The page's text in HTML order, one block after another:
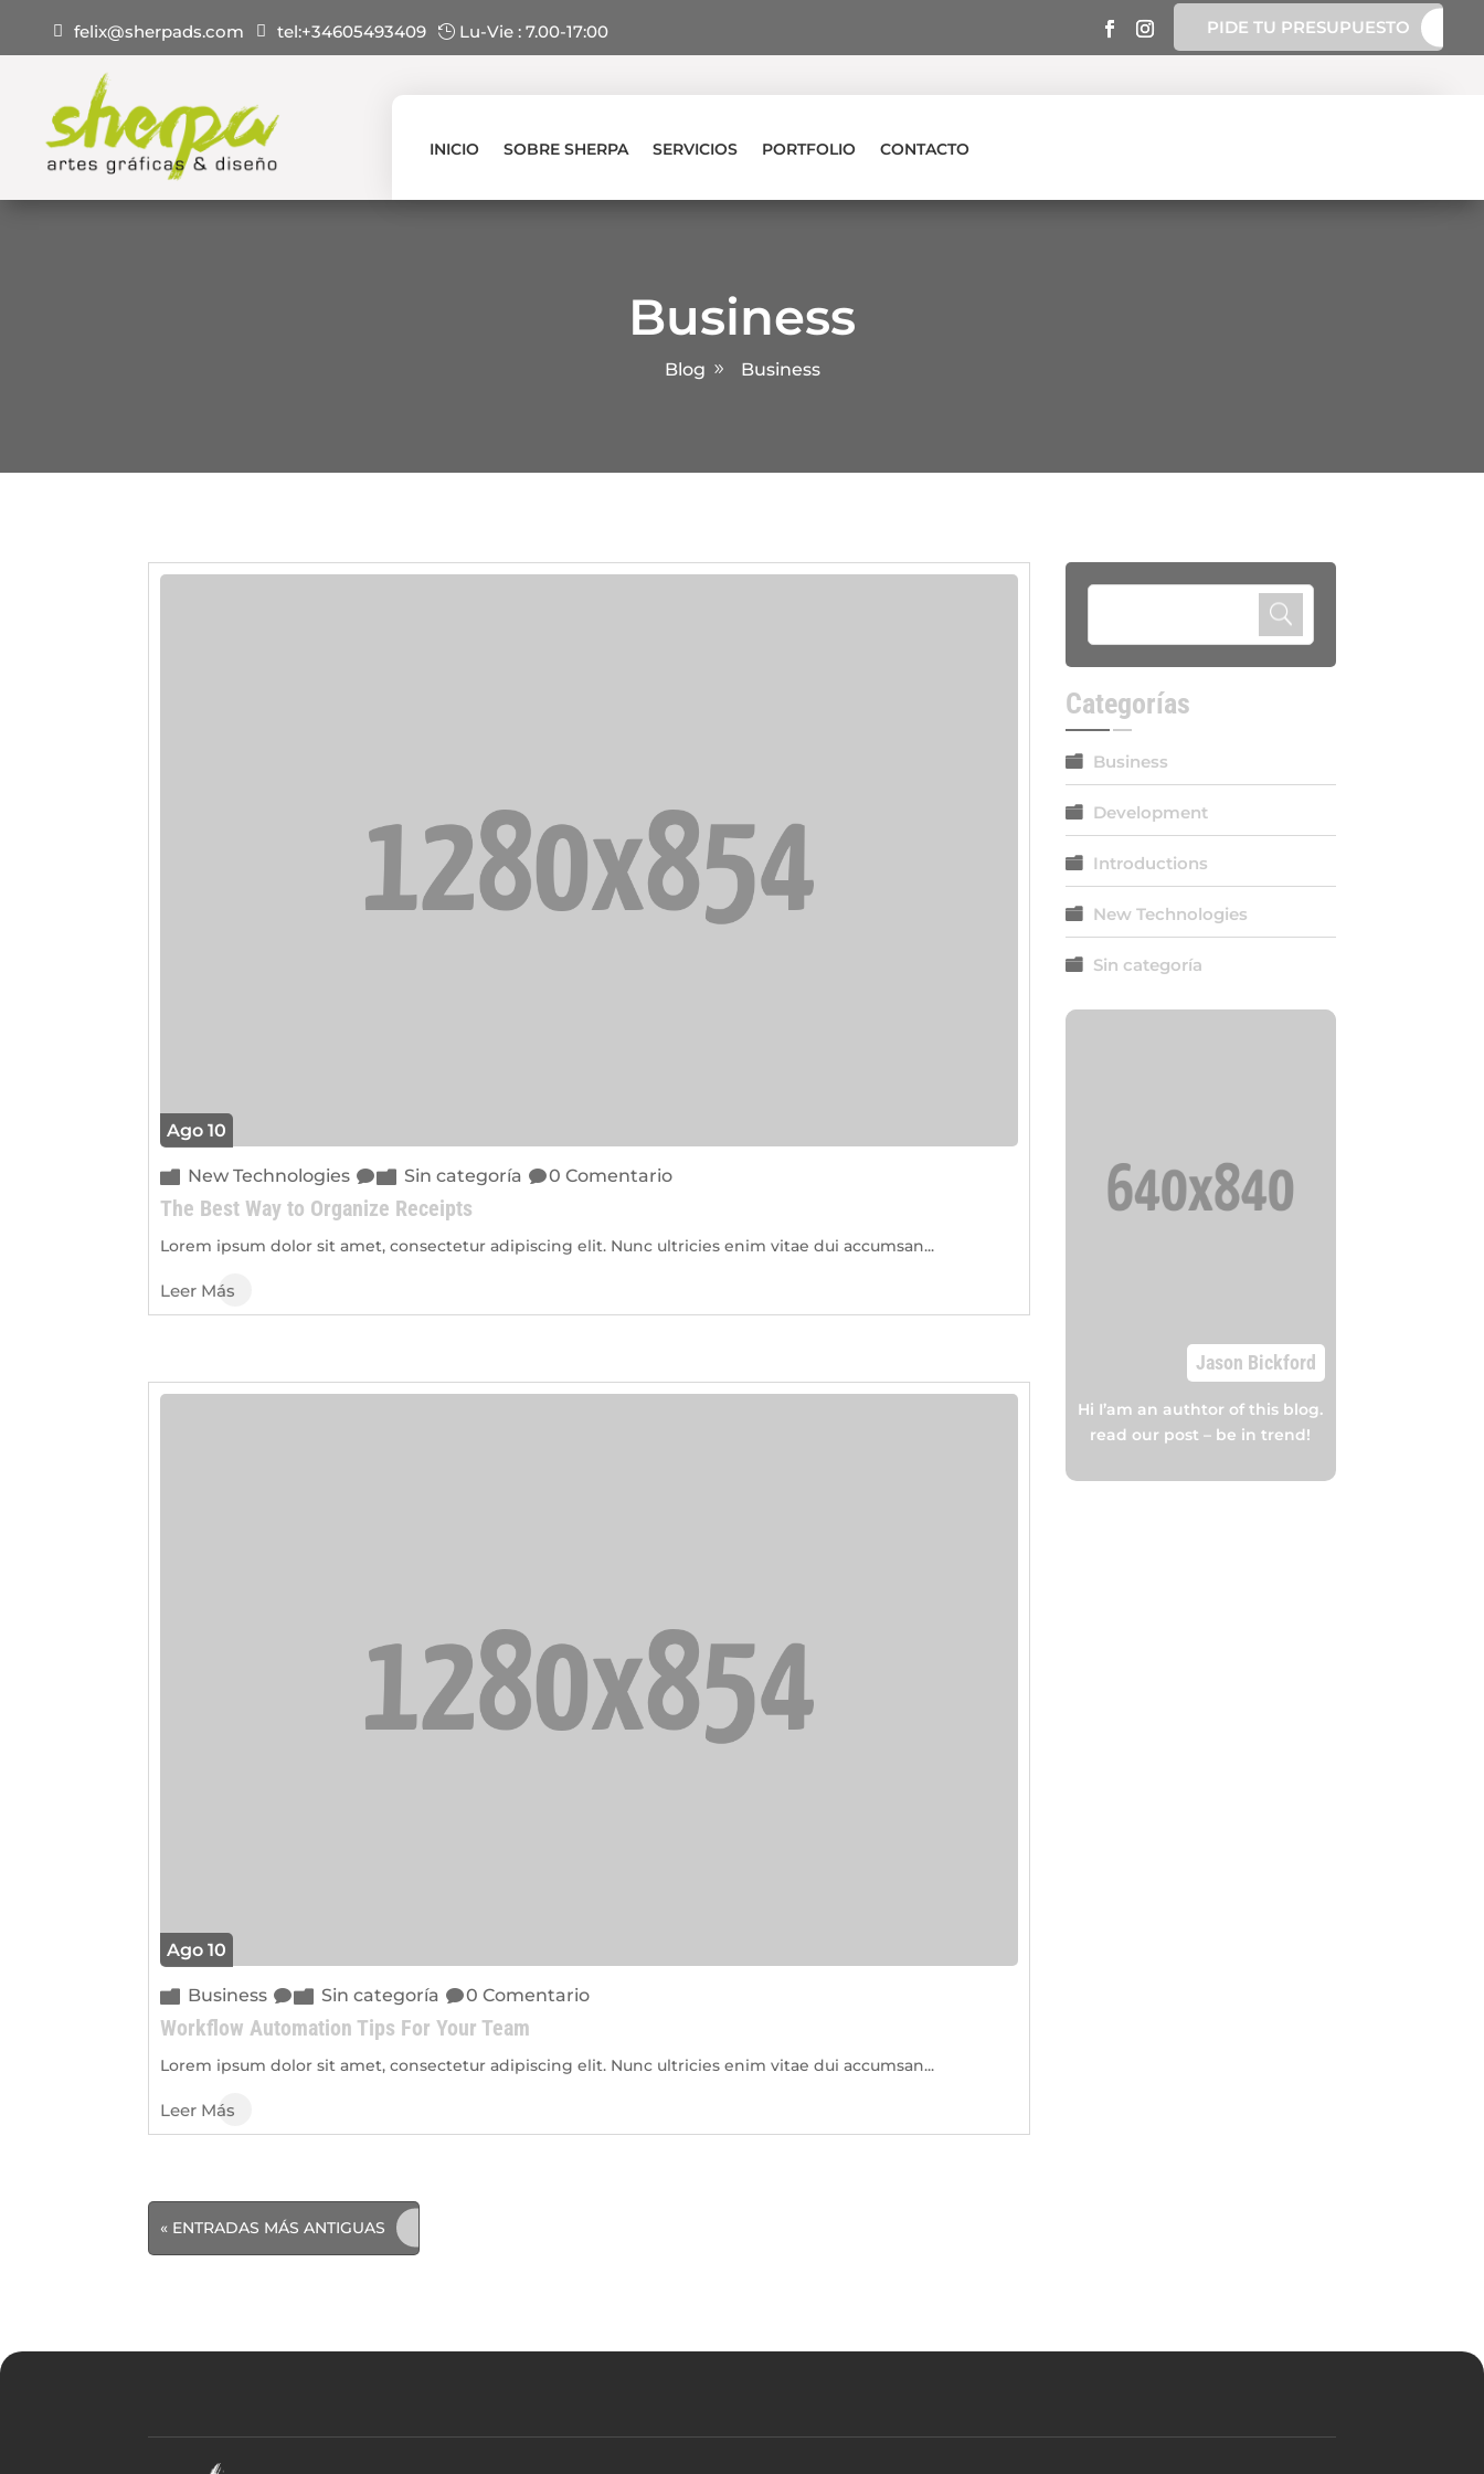
felix@sherpads.com tel:+34605493409 Lu-Vie : 7.00-17:00 PIDE TU PRESUPUESTO
INICIO SOBRE SHERPA SERVICIOS PORTFOLIO CONTACTO
Business
Blog Business
The Best Way to Organize Receipts
Ago 10
New Technologies Sin categoría 0 Comentario
Lorem ipsum dolor sit amet, consectetur adipiscing elit. Nunc ultricies enim vitae dui accumsan...
Leer Más
Workflow Automation Tips For Your Team
Ago 10
Business Sin categoría 0 Comentario
Lorem ipsum dolor sit amet, consectetur adipiscing elit. Nunc ultricies enim vitae dui accumsan...
Leer Más
« ENTRADAS MÁS ANTIGUAS
Categorías
Business
Development
Introductions
New Technologies
Sin categoría
Jason Bickford
Hi I’am an authtor of this blog.
read our post – be in trend!